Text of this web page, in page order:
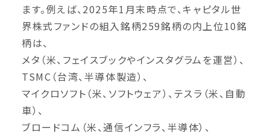
ます。例えば、2025年1月末時点で、キャピタル世
界株式ファンドの組入銘柄259銘柄の内上位10銘
柄は、
メタ（米、フェイスブックやインスタグラムを運営）、
TSMC（台湾、半導体製造）、
マイクロソフト（米、ソフトウェア）、テスラ（米、自動
車）、
ブロードコム（米、通信インフラ、半導体）、